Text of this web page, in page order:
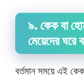
৯. কেক বা
মেয়েদের
বর্তমান সময়ে এই